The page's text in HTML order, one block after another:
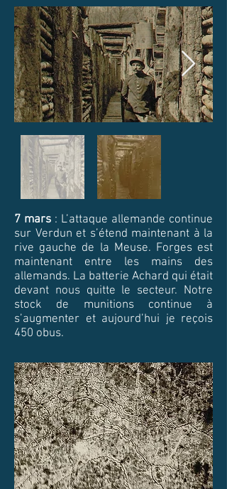
7 mars : L’attaque allemande continue
sur Verdun et s’étend maintenant à la
rive gauche de la Meuse. Forges est
maintenant entre les mains des
allemands. La batterie Achard qui était
devant nous quitte le secteur. Notre
stock de munitions continue à
s’augmenter et aujourd’hui je reçois
450 obus.